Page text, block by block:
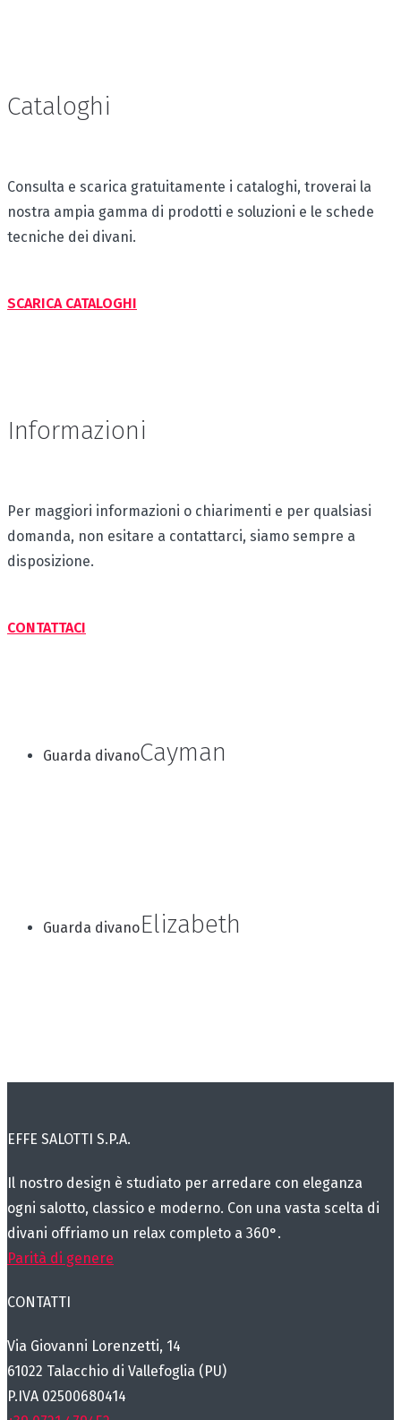
Cataloghi
Consulta e scarica gratuitamente i cataloghi, troverai la
nostra ampia gamma di prodotti e soluzioni e le schede
tecniche dei divani.
SCARICA CATALOGHI
Informazioni
Per maggiori informazioni o chiarimenti e per qualsiasi
domanda, non esitare a contattarci, siamo sempre a
disposizione.
CONTATTACI
Guarda divanoCayman
Guarda divanoElizabeth
EFFE SALOTTI S.P.A.
Il nostro design è studiato per arredare con eleganza
ogni salotto, classico e moderno. Con una vasta scelta di
divani offriamo un relax completo a 360°.
Parità di genere
CONTATTI
Via Giovanni Lorenzetti, 14
61022 Talacchio di Vallefoglia (PU)
P.IVA 02500680414